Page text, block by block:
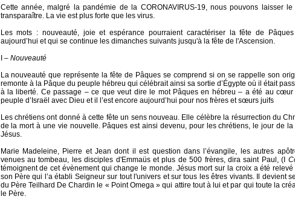
Cette année, malgré la pandémie de la CORONAVIRUS-19, nous pouvons laisser
transparaître. La vie est plus forte que les virus.
Les mots : nouveauté, joie et espérance pourraient caractériser la fête de
aujourd’hui et qui se continue les dimanches suivants jusqu'à la fête de l'Ascension.
I – Nouveauté
La nouveauté que représente la fête de Pâques se comprend si on se rappelle son
remonte à la Pâque du peuple hébreu qui célébrait ainsi sa sortie d’Égypte où il était
à la liberté. Ce passage – ce que veut dire le mot Pâques en hébreu – a été au cœur
peuple d’Israël avec Dieu et il l’est encore aujourd’hui pour nos frères et sœurs juifs
Les chrétiens ont donné à cette fête un sens nouveau. Elle célèbre la résurrection du
de la mort à une vie nouvelle. Pâques est ainsi devenu, pour les chrétiens, le jour de la
Jésus.
Marie Madeleine, Pierre et Jean dont il est question dans l’évangile, les autres
venues au tombeau, les disciples d'Emmaüs et plus de 500 frères, dira saint Paul, (I
témoignent de cet évènement qui change le monde. Jésus mort sur la croix a été
son Père qui l’a établi Seigneur sur tout l'univers et sur tous les êtres vivants. Il devient
du Père Teilhard De Chardin le « Point Omega » qui attire tout à lui et par qui toute la
le Père.